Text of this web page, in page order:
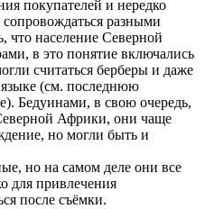
покупателей и нередко
разными
что население Северной
в это понятие включались
считаться берберы и даже
(см. последнюю
Бедуинами, в свою очередь,
Африки, они чаще
но могли быть и
но на самом деле они все
для привлечения
после съёмки.